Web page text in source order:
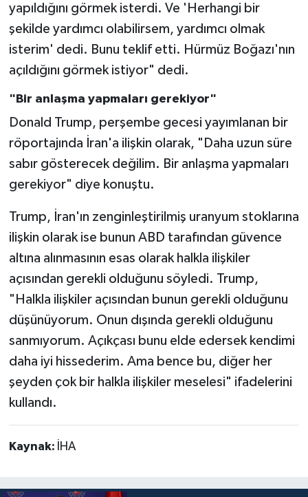
yapıldığını görmek isterdi. Ve 'Herhangi bir
şekilde yardımcı olabilirsem, yardımcı olmak
isterim' dedi. Bunu teklif etti. Hürmüz Boğazı'nın
açıldığını görmek istiyor" dedi.
"Bir anlaşma yapmaları gerekiyor"
Donald Trump, perşembe gecesi yayımlanan bir
röportajında İran'a ilişkin olarak, "Daha uzun süre
sabır gösterecek değilim. Bir anlaşma yapmaları
gerekiyor" diye konuştu.
Trump, İran'ın zenginleştirilmiş uranyum stoklarına
ilişkin olarak ise bunun ABD tarafından güvence
altına alınmasının esas olarak halkla ilişkiler
açısından gerekli olduğunu söyledi. Trump,
"Halkla ilişkiler açısından bunun gerekli olduğunu
düşünüyorum. Onun dışında gerekli olduğunu
sanmıyorum. Açıkçası bunu elde edersek kendimi
daha iyi hissederim. Ama bence bu, diğer her
şeyden çok bir halkla ilişkiler meselesi" ifadelerini
kullandı.
Kaynak: İHA